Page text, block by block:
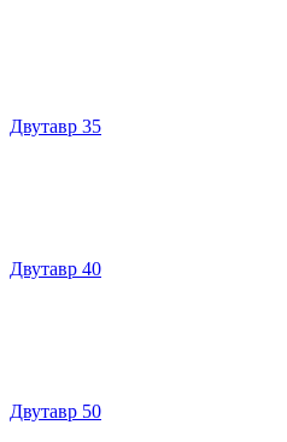
Двутавр 35
Двутавр 40
Двутавр 50